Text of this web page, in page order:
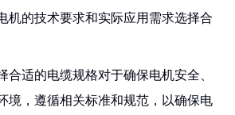
机的技术要求和实际应用需求选择合
适的电缆规格对于确保电机安全、
境，遵循相关标准和规范，以确保电